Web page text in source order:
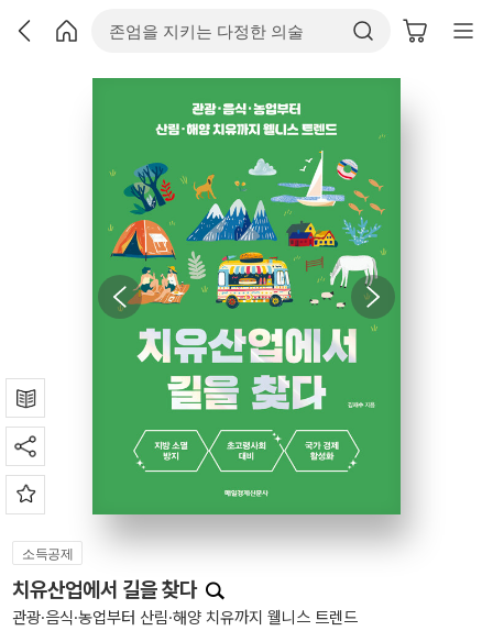
소득공제
치유산업에서 길을 찾다
관광·음식·농업부터 산림·해양 치유까지 웰니스 트렌드